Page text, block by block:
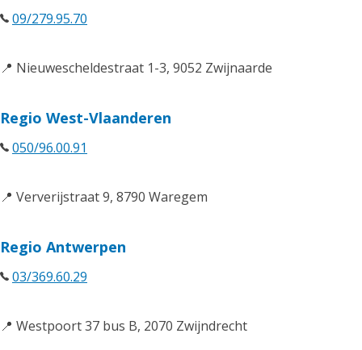
09/279.95.70
📍 Nieuwescheldestraat 1-3, 9052 Zwijnaarde
Regio West-Vlaanderen
050/96.00.91
📍 Ververijstraat 9, 8790 Waregem
Regio Antwerpen
03/369.60.29
📍 Westpoort 37 bus B, 2070 Zwijndrecht